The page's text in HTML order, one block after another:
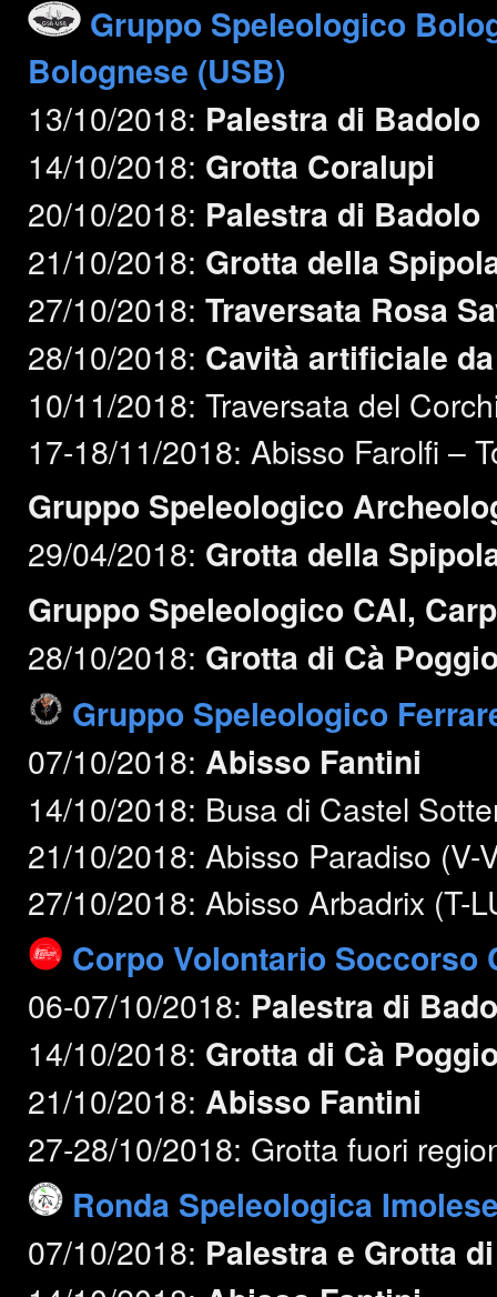
Gruppo Speleologico
Bolognese (USB)
13/10/2018: Palestra di Badolo
14/10/2018: Grotta Coralupi
20/10/2018: Palestra di Badolo
21/10/2018: Grotta della
27/10/2018: Traversata Rosa
28/10/2018: Cavità artificiale
10/11/2018: Traversata del
17-18/11/2018: Abisso Farolfi –
Gruppo Speleologico
29/04/2018: Grotta della
Gruppo Speleologico CAI,
28/10/2018: Grotta di Cà
Gruppo Speleologico
07/10/2018: Abisso Fantini
14/10/2018: Busa di Castel
21/10/2018: Abisso Paradiso
27/10/2018: Abisso Arbadrix (T-
Corpo Volontario Soccorso
06-07/10/2018: Palestra di
14/10/2018: Grotta di Cà
21/10/2018: Abisso Fantini
27-28/10/2018: Grotta fuori
Ronda Speleologica
07/10/2018: Palestra e Grotta